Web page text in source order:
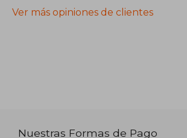
Ver más opiniones de clientes
Nuestras Formas de Pago